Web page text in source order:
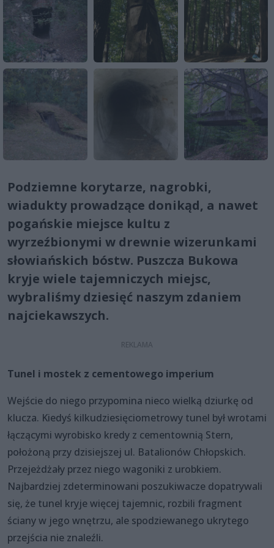
Podziemne korytarze, nagrobki,
wiadukty prowadzące donikąd, a nawet
pogańskie miejsce kultu z
wyrzeźbionymi w drewnie wizerunkami
słowiańskich bóstw. Puszcza Bukowa
kryje wiele tajemniczych miejsc,
wybraliśmy dziesięć naszym zdaniem
najciekawszych.
Tunel i mostek z cementowego imperium
Wejście do niego przypomina nieco wielką dziurkę od
klucza. Kiedyś kilkudziesięciometrowy tunel był wrotami
łączącymi wyrobisko kredy z cementownią Stern,
położoną przy dzisiejszej ul. Batalionów Chłopskich.
Przejeżdżały przez niego wagoniki z urobkiem.
Najbardziej zdeterminowani poszukiwacze dopatrywali
się, że tunel kryje więcej tajemnic, rozbili fragment
ściany w jego wnętrzu, ale spodziewanego ukrytego
przejścia nie znaleźli.